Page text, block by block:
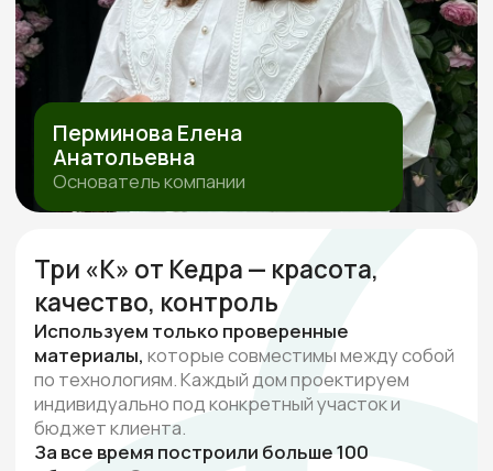
ИП Перминова Елена Анатольевна
ИНН 432600976126, ОГРНИП
СОГЛАСИЕ НА ОБРАБОТКУ ПЕРСОНАЛЬНЫХ ДАННЫХ